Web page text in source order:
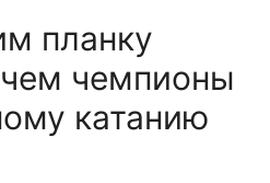
планку
чемпионы
катанию